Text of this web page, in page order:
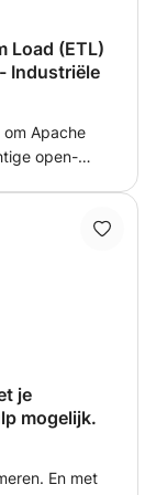
Load (ETL)
Industriële
Apache
open-
en
efficiëntie van
Door
verwerft u
in moderne
met Apache
wilt! 🚀
je
mogelijk.
En met